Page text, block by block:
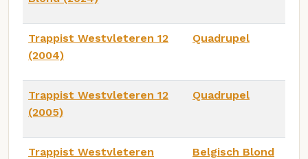
Trappist Westvleteren 12
(2004)
Quadrupel
Trappist Westvleteren 12
(2005)
Quadrupel
Trappist Westvleteren
Belgisch Blond